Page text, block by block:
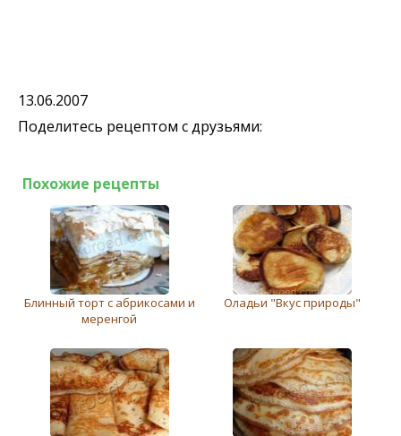
13.06.2007
Поделитесь рецептом с друзьями:
Похожие рецепты
Блинный торт с абрикосами и
меренгой
Оладьи "Вкус природы"